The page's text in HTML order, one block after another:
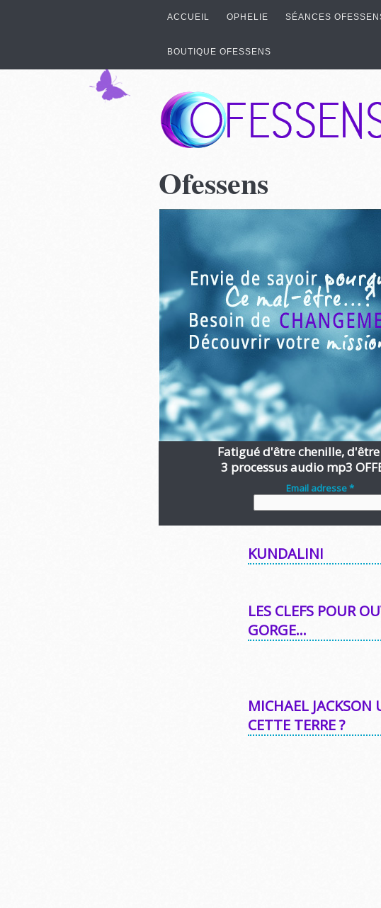
ACCUEIL OPHELIE SÉANCES
BOUTIQUE OFESSENS
Ofessens
Fatigué d'être chenille,
3 processus audio mp3
Email adresse *
KUNDALINI
LES CLEFS POUR
GORGE…
MICHAEL JACKSON
CETTE TERRE ?